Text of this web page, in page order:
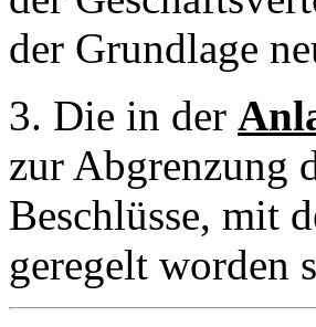
der Grundlage
3. Die in der
zur Abgrenzung
Beschlüsse, mit
geregelt worden